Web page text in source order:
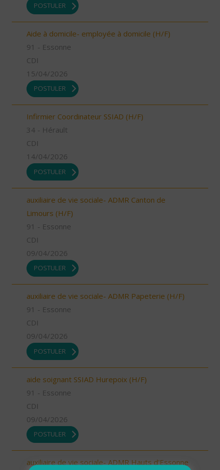
POSTULER
Aide à domicile- employée à domicile (H/F)
91 - Essonne
CDI
15/04/2026
POSTULER
Infirmier Coordinateur SSIAD (H/F)
34 - Hérault
CDI
14/04/2026
POSTULER
auxiliaire de vie sociale- ADMR Canton de
Limours (H/F)
91 - Essonne
CDI
09/04/2026
POSTULER
auxiliaire de vie sociale- ADMR Papeterie (H/F)
91 - Essonne
CDI
09/04/2026
POSTULER
aide soignant SSIAD Hurepoix (H/F)
91 - Essonne
CDI
09/04/2026
POSTULER
auxiliaire de vie sociale- ADMR Hauts d'Essonne